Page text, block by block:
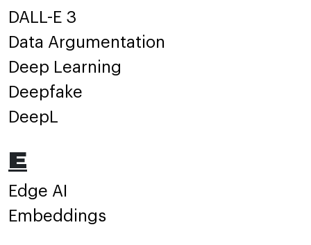
DALL-E 3
Data Argumentation
Deep Learning
Deepfake
DeepL
E
Edge AI
Embeddings